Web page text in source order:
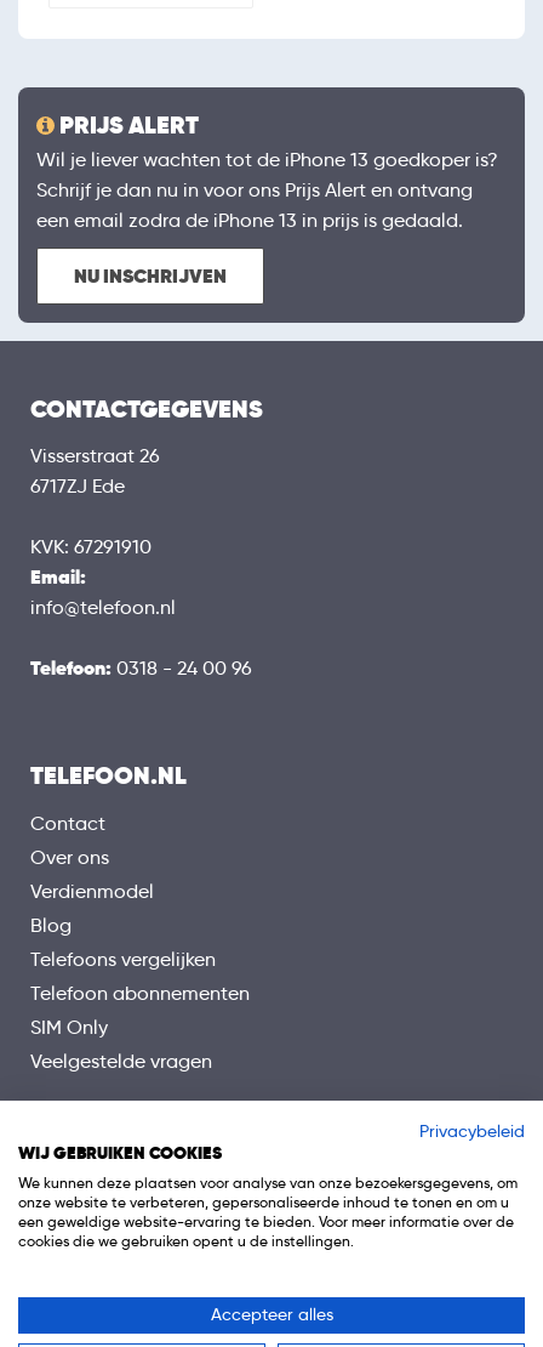
PRIJS ALERT
Wil je liever wachten tot de iPhone 13 goedkoper is?
Schrijf je dan nu in voor ons Prijs Alert en ontvang
een email zodra de iPhone 13 in prijs is gedaald.
NU INSCHRIJVEN
CONTACTGEGEVENS
Visserstraat 26
6717ZJ Ede
KVK: 67291910
Email:
info@telefoon.nl
Telefoon: 0318 - 24 00 96
TELEFOON.NL
Contact
Over ons
Verdienmodel
Blog
Telefoons vergelijken
Telefoon abonnementen
SIM Only
Veelgestelde vragen
Privacybeleid
WIJ GEBRUIKEN COOKIES
We kunnen deze plaatsen voor analyse van onze bezoekersgegevens, om
onze website te verbeteren, gepersonaliseerde inhoud te tonen en om u
een geweldige website-ervaring te bieden. Voor meer informatie over de
cookies die we gebruiken opent u de instellingen.
Accepteer alles